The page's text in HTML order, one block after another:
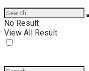
No Result
View All Result